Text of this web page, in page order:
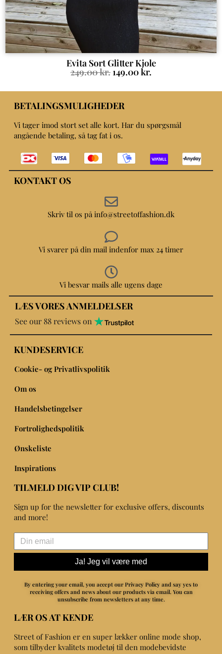
Evita Sort Glitter Kjole
249.00kr.149.00kr.
BETALINGSMULIGHEDER
Vi tager imod stort set alle kort. Har du spørgsmål
angående betaling, så tag fat i os.
KONTAKT OS
Skriv til os på info@streetoffashion.dk
Vi svarer på din mail indenfor max 24 timer
Vi besvar mails alle ugens dage
LÆS VORES ANMELDELSER
See our 88 reviews on
KUNDESERVICE
Cookie- og Privatlivspolitik
Om os
Handelsbetingelser
Fortrolighedspolitik
Ønskeliste
Inspirations
TILMELD DIG VIP CLUB!
Sign up for the newsletter for exclusive offers, discounts
and more!
Ja! Jeg vil være med
By entering your email, you accept our Privacy Policy and say yes to
receiving offers and news about our products via email. You can
unsubscribe from newsletters at any time.
LÆR OS AT KENDE
Street of Fashion er en super lækker online mode shop,
som tilbyder kvalitets modetøj til den modebevidste